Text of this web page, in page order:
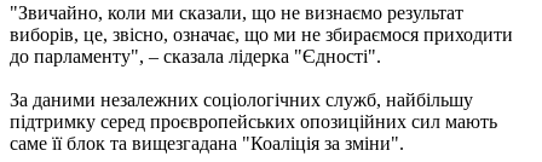
"Звичайно, коли ми сказали, що не визнаємо результат
виборів, це, звісно, ​​означає, що ми не збираємося приходити
до парламенту", – сказала лідерка "Єдності".
За даними незалежних соціологічних служб, найбільшу
підтримку серед проєвропейських опозиційних сил мають
саме її блок та вищезгадана "Коаліція за зміни".